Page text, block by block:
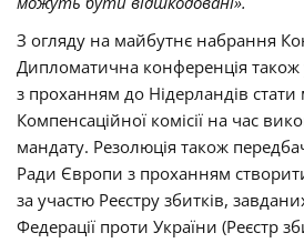
З огляду на майбутнє набрання
Дипломатична конференція
з проханням до Нідерландів
Компенсаційної комісії на час
мандату. Резолюція також
Ради Європи з проханням
за участю Реєстру збитків,
Федерації проти України (Реєстр